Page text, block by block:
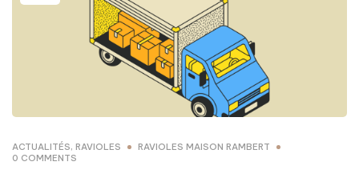
ACTUALITÉS, RAVIOLES
RAVIOLES MAISON RAMBERT
0 COMMENTS